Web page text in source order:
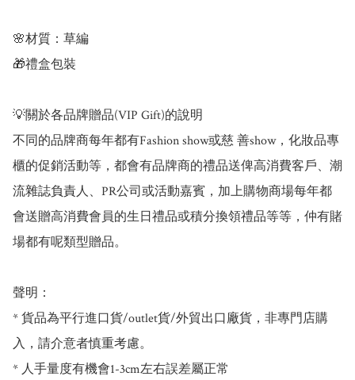
🌸材質：草編
🎁禮盒包裝
💡關於各品牌贈品(VIP Gift)的說明
不同的品牌商每年都有Fashion show或慈 善show，化妝品專
櫃的促銷活動等，都會有品牌商的禮品送俾高消費客戶、潮
流雜誌負責人、PR公司或活動嘉賓，加上購物商場每年都
會送贈高消費會員的生日禮品或積分換領禮品等等，仲有賭
場都有呢類型贈品。
聲明：
* 貨品為平行進口貨/outlet貨/外貿出口廠貨，非專門店購
入，請介意者慎重考慮。
* 人手量度有機會1-3cm左右誤差屬正常